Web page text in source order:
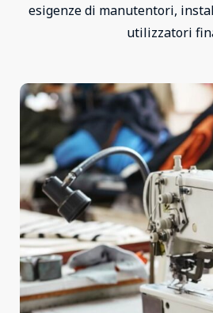
esigenze di manutentori,
utilizzatori